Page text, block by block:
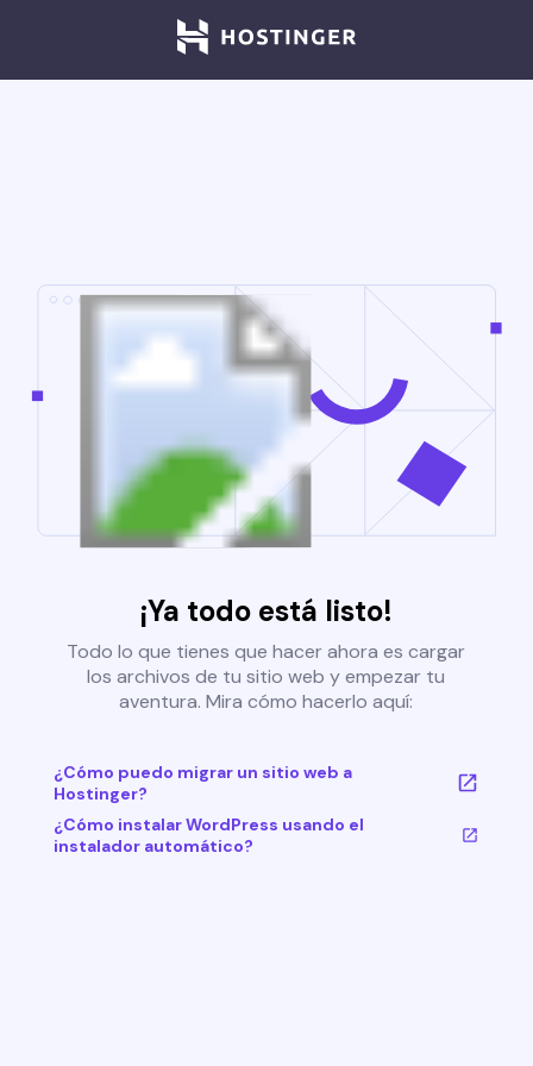
¡Ya todo está listo!
Todo lo que tienes que hacer ahora es cargar
los archivos de tu sitio web y empezar tu
aventura. Mira cómo hacerlo aquí:
¿Cómo puedo migrar un sitio web a
Hostinger?
¿Cómo instalar WordPress usando el
instalador automático?